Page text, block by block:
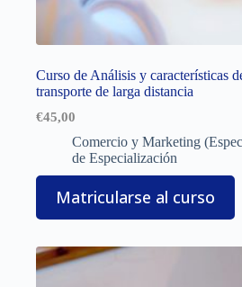
Curso de Análisis y características
transporte de larga distancia
€45,00
Comercio y Marketing
de Especialización
Matricularse al curso